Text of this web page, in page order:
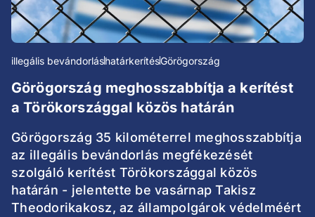
illegális bevándorláshatárkerítésGörögország
Görögország meghosszabbítja a kerítést
a Törökországgal közös határán
Görögország 35 kilométerrel meghosszabbítja
az illegális bevándorlás megfékezését
szolgáló kerítést Törökországgal közös
határán - jelentette be vasárnap Takisz
Theodorikakosz, az állampolgárok védelméért